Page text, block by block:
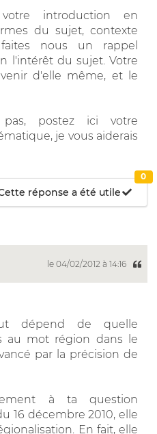
introduction en
du sujet, contexte
nous un rappel
l'intérêt du sujet. Votre
d'elle même, et le
postez ici votre
je vous aiderais
réponse a été utile
0
le 04/02/2012 à 14:16
dépend de quelle
au mot région dans le
par la précision de
à ta question
16 décembre 2010, elle
En fait, elle